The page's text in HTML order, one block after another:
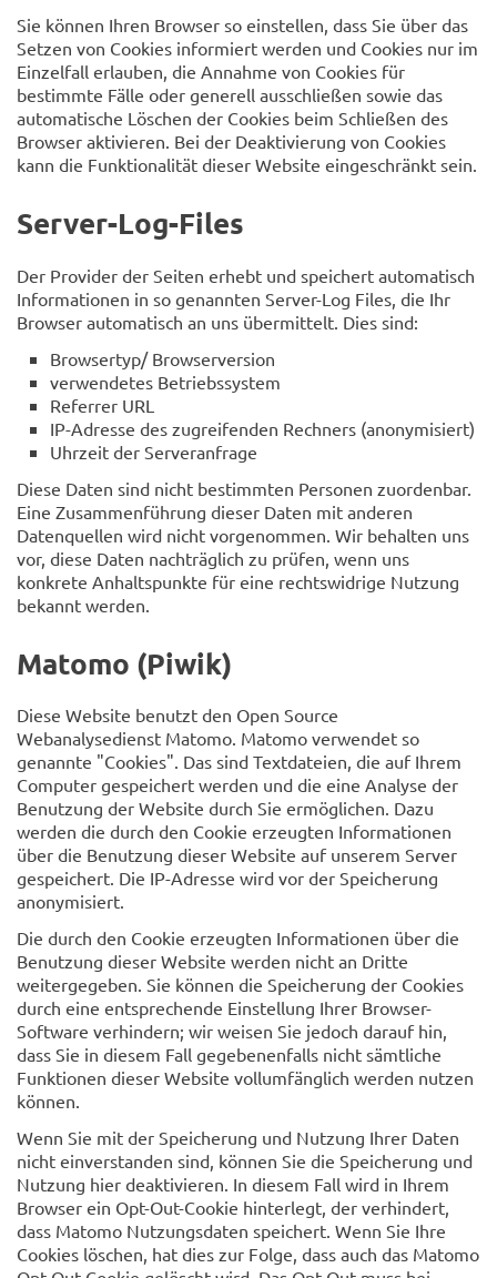
Sie können Ihren Browser so einstellen, dass Sie über das
Setzen von Cookies informiert werden und Cookies nur im
Einzelfall erlauben, die Annahme von Cookies für
bestimmte Fälle oder generell ausschließen sowie das
automatische Löschen der Cookies beim Schließen des
Browser aktivieren. Bei der Deaktivierung von Cookies
kann die Funktionalität dieser Website eingeschränkt sein.
Server-Log-Files
Der Provider der Seiten erhebt und speichert automatisch
Informationen in so genannten Server-Log Files, die Ihr
Browser automatisch an uns übermittelt. Dies sind:
Browsertyp/ Browserversion
verwendetes Betriebssystem
Referrer URL
IP-Adresse des zugreifenden Rechners (anonymisiert)
Uhrzeit der Serveranfrage
Diese Daten sind nicht bestimmten Personen zuordenbar.
Eine Zusammenführung dieser Daten mit anderen
Datenquellen wird nicht vorgenommen. Wir behalten uns
vor, diese Daten nachträglich zu prüfen, wenn uns
konkrete Anhaltspunkte für eine rechtswidrige Nutzung
bekannt werden.
Matomo (Piwik)
Diese Website benutzt den Open Source
Webanalysedienst Matomo. Matomo verwendet so
genannte "Cookies". Das sind Textdateien, die auf Ihrem
Computer gespeichert werden und die eine Analyse der
Benutzung der Website durch Sie ermöglichen. Dazu
werden die durch den Cookie erzeugten Informationen
über die Benutzung dieser Website auf unserem Server
gespeichert. Die IP-Adresse wird vor der Speicherung
anonymisiert.
Die durch den Cookie erzeugten Informationen über die
Benutzung dieser Website werden nicht an Dritte
weitergegeben. Sie können die Speicherung der Cookies
durch eine entsprechende Einstellung Ihrer Browser-
Software verhindern; wir weisen Sie jedoch darauf hin,
dass Sie in diesem Fall gegebenenfalls nicht sämtliche
Funktionen dieser Website vollumfänglich werden nutzen
können.
Wenn Sie mit der Speicherung und Nutzung Ihrer Daten
nicht einverstanden sind, können Sie die Speicherung und
Nutzung hier deaktivieren. In diesem Fall wird in Ihrem
Browser ein Opt-Out-Cookie hinterlegt, der verhindert,
dass Matomo Nutzungsdaten speichert. Wenn Sie Ihre
Cookies löschen, hat dies zur Folge, dass auch das Matomo